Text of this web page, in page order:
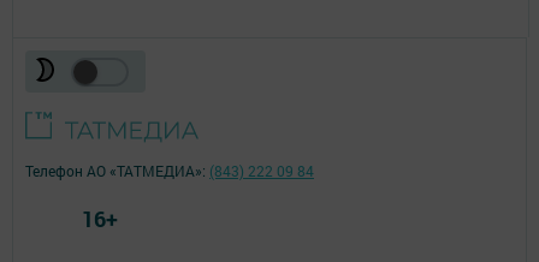
Телефон АО «ТАТМЕДИА»: (843) 222 09 84
16+